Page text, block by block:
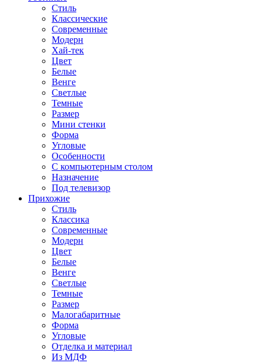
Стиль
Классические
Современные
Модерн
Хай-тек
Цвет
Белые
Венге
Светлые
Темные
Размер
Мини стенки
Форма
Угловые
Особенности
С компьютерным столом
Назначение
Под телевизор
Прихожие
Стиль
Классика
Современные
Модерн
Цвет
Белые
Венге
Светлые
Темные
Размер
Малогабаритные
Форма
Угловые
Отделка и материал
Из МДФ